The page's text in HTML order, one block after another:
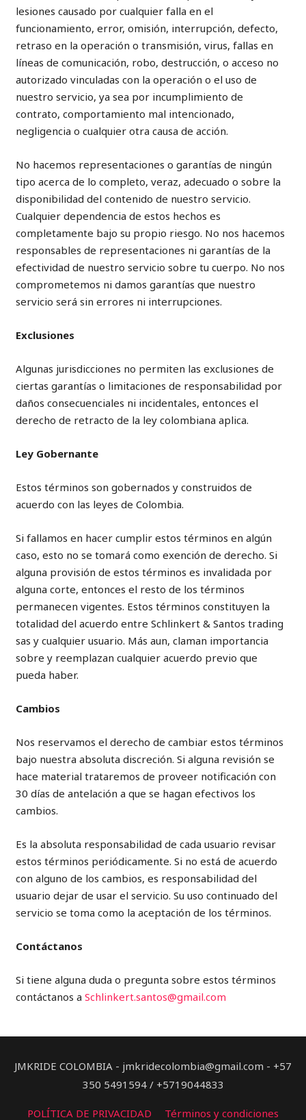
lesiones causado por cualquier falla en el
funcionamiento, error, omisión, interrupción, defecto,
retraso en la operación o transmisión, virus, fallas en
líneas de comunicación, robo, destrucción, o acceso no
autorizado vinculadas con la operación o el uso de
nuestro servicio, ya sea por incumplimiento de
contrato, comportamiento mal intencionado,
negligencia o cualquier otra causa de acción.
No hacemos representaciones o garantías de ningún
tipo acerca de lo completo, veraz, adecuado o sobre la
disponibilidad del contenido de nuestro servicio.
Cualquier dependencia de estos hechos es
completamente bajo su propio riesgo. No nos hacemos
responsables de representaciones ni garantías de la
efectividad de nuestro servicio sobre tu cuerpo. No nos
comprometemos ni damos garantías que nuestro
servicio será sin errores ni interrupciones.
Exclusiones
Algunas jurisdicciones no permiten las exclusiones de
ciertas garantías o limitaciones de responsabilidad por
daños consecuenciales ni incidentales, entonces el
derecho de retracto de la ley colombiana aplica.
Ley Gobernante
Estos términos son gobernados y construidos de
acuerdo con las leyes de Colombia.
Si fallamos en hacer cumplir estos términos en algún
caso, esto no se tomará como exención de derecho. Si
alguna provisión de estos términos es invalidada por
alguna corte, entonces el resto de los términos
permanecen vigentes. Estos términos constituyen la
totalidad del acuerdo entre Schlinkert & Santos trading
sas y cualquier usuario. Más aun, claman importancia
sobre y reemplazan cualquier acuerdo previo que
pueda haber.
Cambios
Nos reservamos el derecho de cambiar estos términos
bajo nuestra absoluta discreción. Si alguna revisión se
hace material trataremos de proveer notificación con
30 días de antelación a que se hagan efectivos los
cambios.
Es la absoluta responsabilidad de cada usuario revisar
estos términos periódicamente. Si no está de acuerdo
con alguno de los cambios, es responsabilidad del
usuario dejar de usar el servicio. Su uso continuado del
servicio se toma como la aceptación de los términos.
Contáctanos
Si tiene alguna duda o pregunta sobre estos términos
contáctanos aSchlinkert.santos@gmail.com
JMKRIDE COLOMBIA - jmkridecolombia@gmail.com - +57
350 5491594 / +5719044833
POLÍTICA DE PRIVACIDAD Términos y condiciones